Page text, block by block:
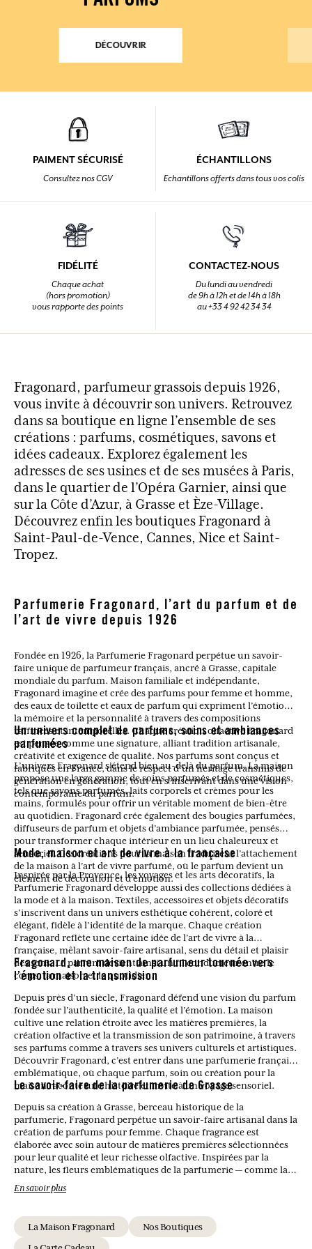
DÉCOUVRIR
PAIMENT SÉCURISÉ
Consultez nos CGV
ÉCHANTILLONS
Echantillons offerts dans tous vos colis
FIDÉLITÉ
Chaque achat
(hors promotion)
vous rapporte des points
CONTACTEZ-NOUS
Du lundi au vendredi
de 9h à 12h et de 14h à 18h
au +33 4 92 42 34 34
Fragonard, parfumeur grassois depuis 1926,
vous invite à découvrir son univers. Retrouvez
dans sa boutique en ligne l’ensemble de ses
créations : parfums, cosmétiques, savons et
idées cadeaux. Explorez également les
adresses de ses usines et de ses musées à Paris,
dans le quartier de l’Opéra Garnier, ainsi que
sur la Côte d’Azur, à Grasse et Èze-Village.
Découvrez enfin les boutiques Fragonard à
Saint-Paul-de-Vence, Cannes, Nice et Saint-
Tropez.
Parfumerie Fragonard, l’art du parfum et de
l’art de vivre depuis 1926
Fondée en 1926, la Parfumerie Fragonard perpétue un savoir-
faire unique de parfumeur français, ancré à Grasse, capitale
mondiale du parfum. Maison familiale et indépendante,
Fragonard imagine et crée des parfums pour femme et homme,
des eaux de toilette et eaux de parfum qui expriment l’émotion,
la mémoire et la personnalité à travers des compositions
raffinées et intemporelles. Chaque création olfactive Fragonard
est pensée comme une signature, alliant tradition artisanale,
créativité et exigence de qualité. Nos parfums sont conçus et
fabriqués en France, dans le respect d’un héritage transmis de
génération en génération, tout en s’inscrivant dans une vision
contemporaine du parfum.
Un univers complet de parfums, soins et ambiances
parfumées
L’univers Fragonard s’étend bien au-delà du parfum. La maison
propose une large gamme de soins parfumés et de cosmétiques,
tels que savons parfumés, laits corporels et crèmes pour les
mains, formulés pour offrir un véritable moment de bien-être
au quotidien. Fragonard crée également des bougies parfumées,
diffuseurs de parfum et objets d’ambiance parfumée, pensés
pour transformer chaque intérieur en un lieu chaleureux et
sensoriel. Ces créations pour la maison traduisent l’attachement
de la maison à l’art de vivre parfumé, où le parfum devient un
élément de décoration et d’émotion.
Mode, maison et art de vivre à la française
Inspirée par la Provence, les voyages et les arts décoratifs, la
Parfumerie Fragonard développe aussi des collections dédiées à
la mode et à la maison. Textiles, accessoires et objets décoratifs
s’inscrivent dans un univers esthétique cohérent, coloré et
élégant, fidèle à l’identité de la marque. Chaque création
Fragonard reflète une certaine idée de l’art de vivre à la
française, mêlant savoir-faire artisanal, sens du détail et plaisir
des sens. Le parfum devient ainsi un fil conducteur entre le
corps, la maison et le quotidien.
Fragonard, une maison de parfumeur tournée vers
l’émotion et la transmission
Depuis près d’un siècle, Fragonard défend une vision du parfum
fondée sur l’authenticité, la qualité et l’émotion. La maison
cultive une relation étroite avec les matières premières, la
création olfactive et la transmission de son patrimoine, à travers
ses parfums comme à travers ses univers culturels et artistiques.
Découvrir Fragonard, c’est entrer dans une parfumerie française
emblématique, où chaque parfum, soin ou création pour la
maison raconte une histoire et invite à un voyage sensoriel.
Le savoir-faire de la parfumerie de Grasse
Depuis sa création à Grasse, berceau historique de la
parfumerie, Fragonard perpétue un savoir-faire artisanal dans la
création de parfums pour femme. Chaque fragrance est
élaborée avec soin autour de matières premières sélectionnées
pour leur qualité et leur richesse olfactive. Inspirées par la
nature, les fleurs emblématiques de la parfumerie — comme la
rose, le jasmin ou la fleur d’oranger — se mêlent à des notes
modernes pour donner naissance à des compositions
proposer des parfums féminins à la fois élégants, équilibrés et
fidèles à la tradition parfumée de Grasse.
En savoir plus
La Maison Fragonard
Nos Boutiques